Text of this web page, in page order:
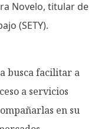
Novelo, titular de
(SETY).
busca facilitar a
a servicios
en su